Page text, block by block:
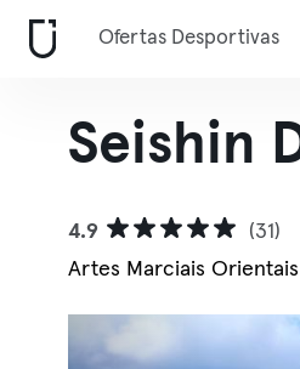
Ofertas Desportivas
Seishin
4.9
(31)
Artes Marciais